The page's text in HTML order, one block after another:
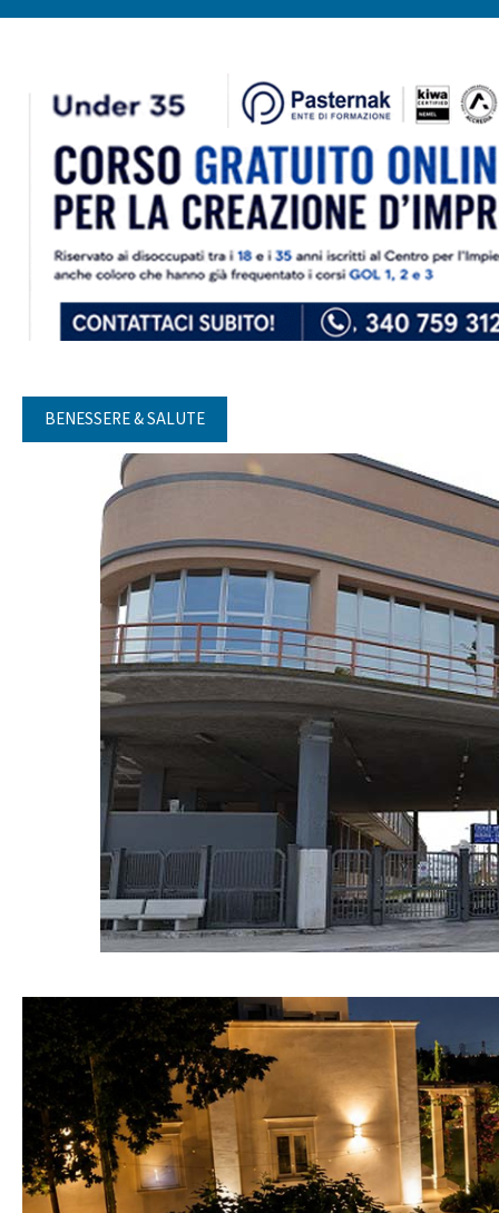
BENESSERE & SALUTE